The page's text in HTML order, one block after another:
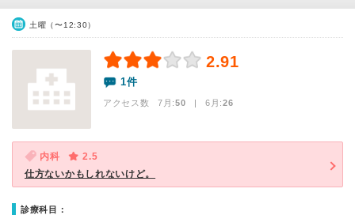
土曜（〜12:30）
2.91
1件
アクセス数 7月:50 | 6月:26
内科
2.5
仕方ないかもしれないけど。
診療科目：